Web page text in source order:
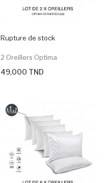
Rupture de stock
2 Oreillers Optima
49,000 TND